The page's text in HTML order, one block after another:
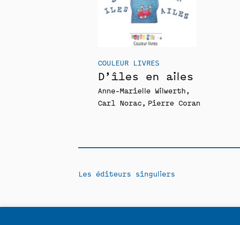
COULEUR LIVRES
D’îles en ailes
Anne-Marielle Wilwerth
Carl Norac
Pierre Coran
Les éditeurs singuliers